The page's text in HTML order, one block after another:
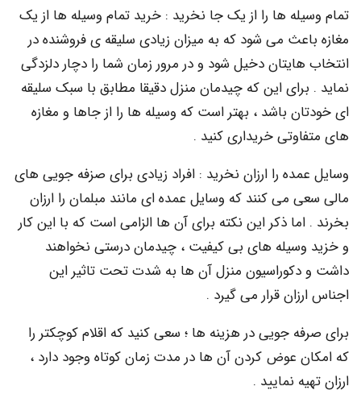
ها را از یک جا نخرید : خرید تمام وسیله ها از یک
می شود که به میزان زیادی سلیقه ی فروشنده در
دخیل شود و در مرور زمان شما را دچار دلزدگی
این که چیدمان منزل دقیقا مطابق با سبک سلیقه
باشد ، بهتر است که وسیله ها را از جاها و مغازه
خریداری کنید .
را ارزان نخرید : افراد زیادی برای صزفه جویی های
می کنند که وسایل عمده ای مانند مبلمان را ارزان
ذکر این نکته برای آن ها الزامی است که با این کار
های بی کیفیت ، چیدمان درستی نخواهند
منزل آن ها به شدت تحت تاثیر این
قرار می گیرد .
جویی در هزینه ها ؛ سعی کنید که اقلام کوچکتر را
عوض کردن آن ها در مدت زمان کوتاه وجود دارد ،
نمایید .